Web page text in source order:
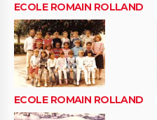
ECOLE ROMAIN ROLLAND
ECOLE ROMAIN ROLLAND